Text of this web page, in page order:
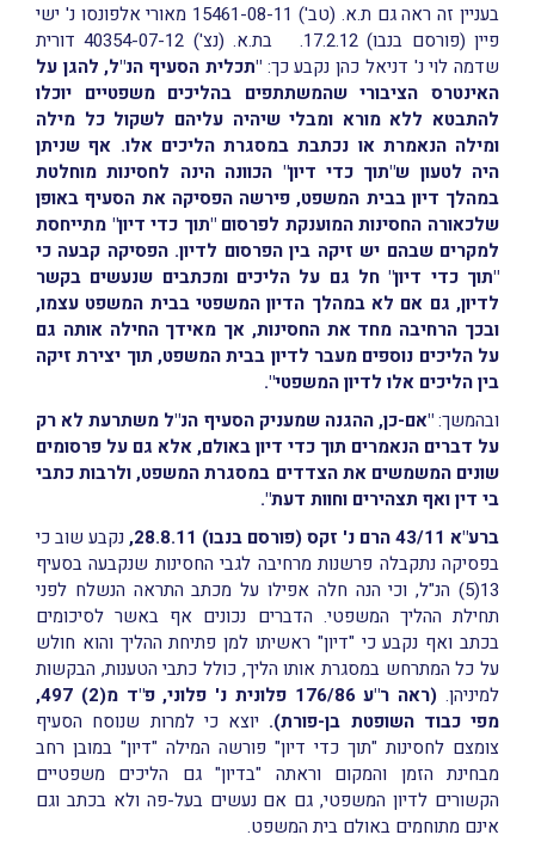
בעניין זה ראה גם ת.א. (טב') 15461-08-11 מאורי אלפונסו נ' ישי
פיין (פורסם בנבו) 17.2.12. בת.א. (נצ') 40354-07-12 דורית
שדמה לוי נ' דניאל כהן נקבע כך:"תכלית הסעיף הנ"ל, להגן על
האינטרס הציבורי שהמשתתפים בהליכים משפטיים יוכלו
להתבטא ללא מורא ומבלי שיהיה עליהם לשקול כל מילה
ומילה הנאמרת או נכתבת במסגרת הליכים אלו. אף שניתן
היה לטעון ש"תוך כדי דיון" הכוונה הינה לחסינות מוחלטת
במהלך דיון בבית המשפט, פירשה הפסיקה את הסעיף באופן
שלכאורה החסינות המוענקת לפרסום "תוך כדי דיון" מתייחסת
למקרים שבהם יש זיקה בין הפרסום לדיון. הפסיקה קבעה כי
"תוך כדי דיון" חל גם על הליכים ומכתבים שנעשים בקשר
לדיון, גם אם לא במהלך הדיון המשפטי בבית המשפט עצמו,
ובכך הרחיבה מחד את החסינות, אך מאידך החילה אותה גם
על הליכים נוספים מעבר לדיון בבית המשפט, תוך יצירת זיקה
בין הליכים אלו לדיון המשפטי".
ובהמשך:"אם-כן, ההגנה שמעניק הסעיף הנ"ל משתרעת לא רק
על דברים הנאמרים תוך כדי דיון באולם, אלא גם על פרסומים
שונים המשמשים את הצדדים במסגרת המשפט, ולרבות כתבי
בי דין ואף תצהירים וחוות דעת".
ברע"א 43/11 הרם נ' זקס (פורסם בנבו) 28.8.11,
נקבע שוב כי
בפסיקה נתקבלה פרשנות מרחיבה לגבי החסינות שנקבעה בסעיף
13(5) הנ"ל, וכי הנה חלה אפילו על מכתב התראה הנשלח לפני
תחילת ההליך המשפטי. הדברים נכונים אף באשר לסיכומים
בכתב ואף נקבע כי "דיון" ראשיתו למן פתיחת ההליך והוא חולש
על כל המתרחש במסגרת אותו הליך, כולל כתבי הטענות, הבקשות
למיניהן.
(ראה ר"ע 176/86 פלונית נ' פלוני, פ"ד מ(2) 497,
מפי כבוד השופטת בן-פורת). יוצא כי למרות שנוסח הסעיף
צומצם לחסינות "תוך כדי דיון" פורשה המילה "דיון" במובן רחב
מבחינת הזמן והמקום וראתה "בדיון" גם הליכים משפטיים
הקשורים לדיון המשפטי, גם אם נעשים בעל-פה ולא בכתב וגם
אינם מתוחמים באולם בית המשפט.